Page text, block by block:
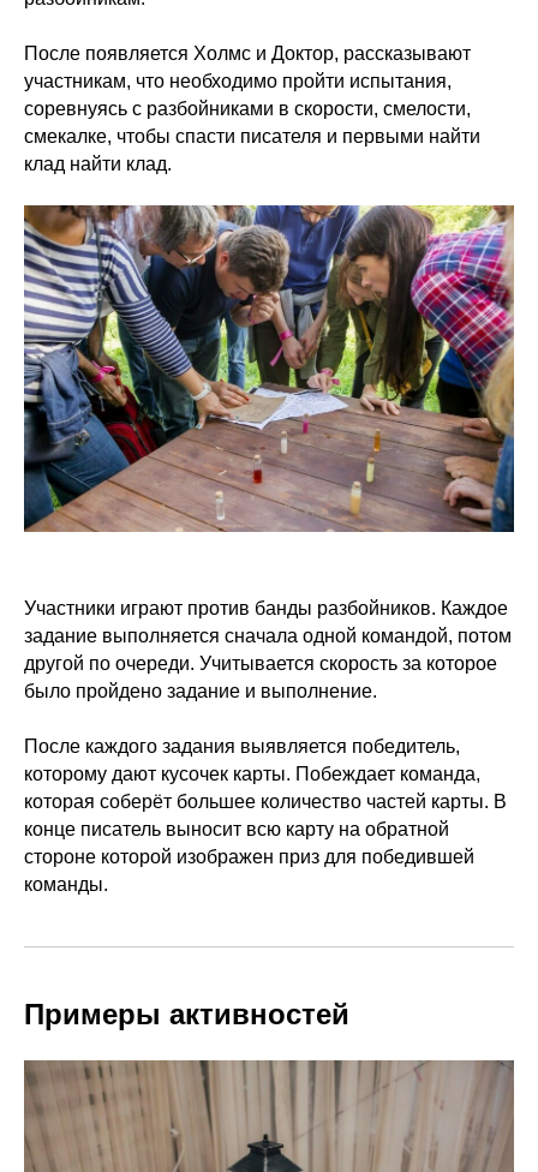
После появляется Холмс и Доктор, рассказывают
участникам, что необходимо пройти испытания,
соревнуясь с разбойниками в скорости, смелости,
смекалке, чтобы спасти писателя и первыми найти
клад найти клад.
Участники играют против банды разбойников. Каждое
задание выполняется сначала одной командой, потом
другой по очереди. Учитывается скорость за которое
было пройдено задание и выполнение.
После каждого задания выявляется победитель,
которому дают кусочек карты. Побеждает команда,
которая соберёт большее количество частей карты. В
конце писатель выносит всю карту на обратной
стороне которой изображен приз для победившей
команды.
Примеры активностей